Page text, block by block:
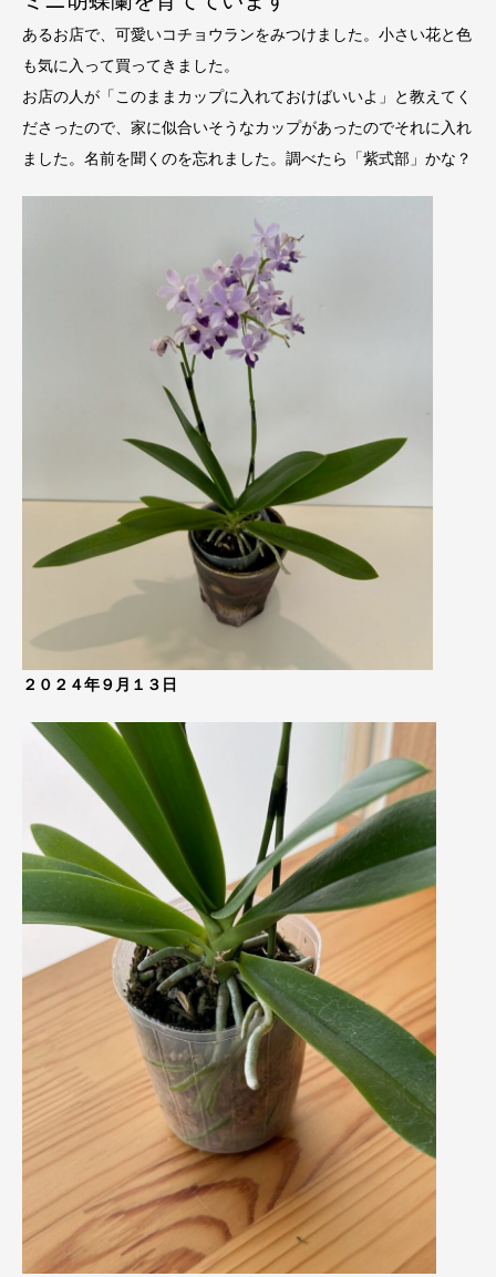
あるお店で、可愛いコチョウランをみつけました。小さい花と色
も気に入って買ってきました。
お店の人が「このままカップに入れておけばいいよ」と教えてく
ださったので、家に似合いそうなカップがあったのでそれに入れ
ました。名前を聞くのを忘れました。調べたら「紫式部」かな？
２０２４年９月１３日